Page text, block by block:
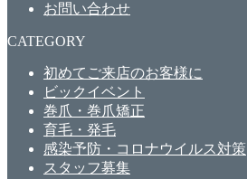
お問い合わせ
CATEGORY
初めてご来店のお客様に
ビックイベント
巻爪・巻爪矯正
育毛・発毛
感染予防・コロナウイルス対策
スタッフ募集